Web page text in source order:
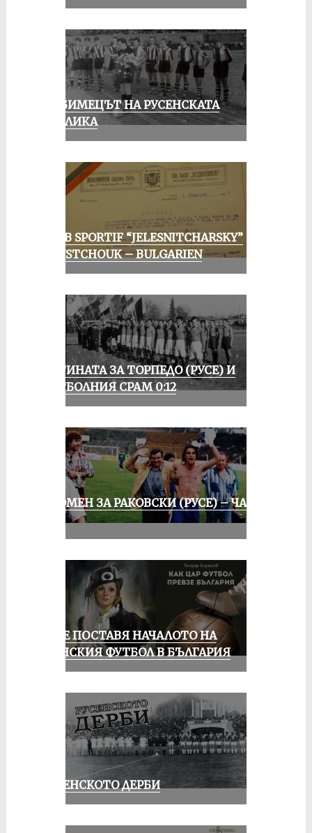
ЛЮБИМЕЦЪТ НА РУСЕНСКАТА
ПУБЛИКА
CLUB SPORTIF “JELESNITCHARSKY”
ROUSTCHOUK – BULGARIEN
ИСТИНАТА ЗА ТОРПЕДО (РУСЕ) И
ФУТБОЛНИЯ СРАМ 0:12
СПОМЕН ЗА РАКОВСКИ (РУСЕ) – ЧАСТ
РУСЕ ПОСТАВЯ НАЧАЛОТО НА
ЖЕНСКИЯ ФУТБОЛ В БЪЛГАРИЯ
РУСЕНСКОТО ДЕРБИ